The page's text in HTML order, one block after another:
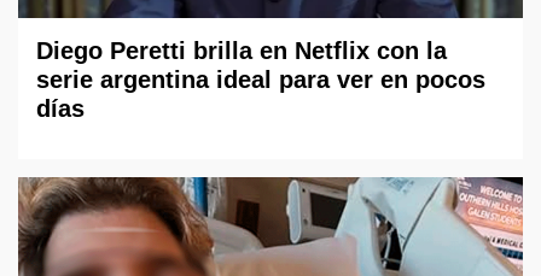
Diego Peretti brilla en Netflix con la
serie argentina ideal para ver en pocos
días